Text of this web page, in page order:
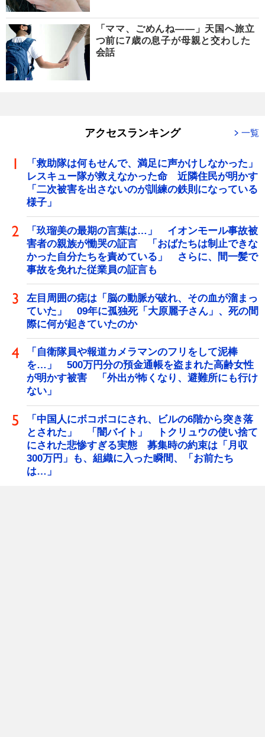
「ママ、ごめんね――」天国へ旅立
つ前に7歳の息子が母親と交わした
会話
アクセスランキング 一覧
「救助隊は何もせんで、満足に声かけしなかった」
レスキュー隊が救えなかった命 近隣住民が明かす
「二次被害を出さないのが訓練の鉄則になっている
様子」
「玖瑠美の最期の言葉は…」 イオンモール事故被
害者の親族が慟哭の証言 「おばたちは制止できな
かった自分たちを責めている」 さらに、間一髪で
事故を免れた従業員の証言も
左目周囲の痣は「脳の動脈が破れ、その血が溜まっ
ていた」 09年に孤独死「大原麗子さん」、死の間
際に何が起きていたのか
「自衛隊員や報道カメラマンのフリをして泥棒
を…」 500万円分の預金通帳を盗まれた高齢女性
が明かす被害 「外出が怖くなり、避難所にも行け
ない」
「中国人にボコボコにされ、ビルの6階から突き落
とされた」 「闇バイト」 トクリュウの使い捨て
にされた悲惨すぎる実態 募集時の約束は「月収
300万円」も、組織に入った瞬間、「お前たち
は…」